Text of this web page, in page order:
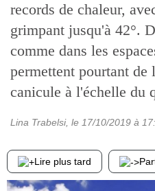
records de chaleur,
grimpant jusqu'à 42°.
comme dans les
permettent pourtant
canicule à l'échelle du
Lina Trabelsi, le 17/10/2019 à
Lire plus tard